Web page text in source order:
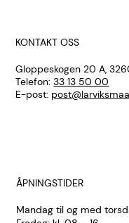
KONTAKT OSS
Gloppeskogen 20 A,
Telefon:33 13 50 00
E-post:
ÅPNINGSTIDER
Mandag til og med